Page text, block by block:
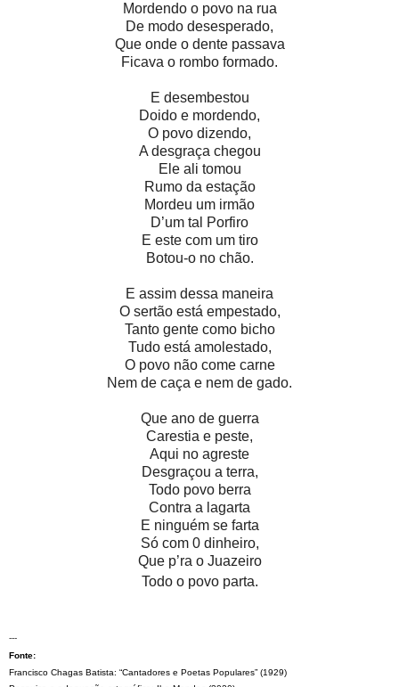
Mordendo o povo na rua
De modo desesperado,
Que onde o dente passava
Ficava o rombo formado.
E desembestou
Doido e mordendo,
O povo dizendo,
A desgraça chegou
Ele ali tomou
Rumo da estação
Mordeu um irmão
D’um tal Porfiro
E este com um tiro
Botou-o no chão.
E assim dessa maneira
O sertão está empestado,
Tanto gente como bicho
Tudo está amolestado,
O povo não come carne
Nem de caça e nem de gado.
Que ano de guerra
Carestia e peste,
Aqui no agreste
Desgraçou a terra,
Todo povo berra
Contra a lagarta
E ninguém se farta
Só com 0 dinheiro,
Que p’ra o Juazeiro
Todo o povo parta.
---
Fonte:
Francisco Chagas Batista: “Cantadores e Poetas Populares” (1929)